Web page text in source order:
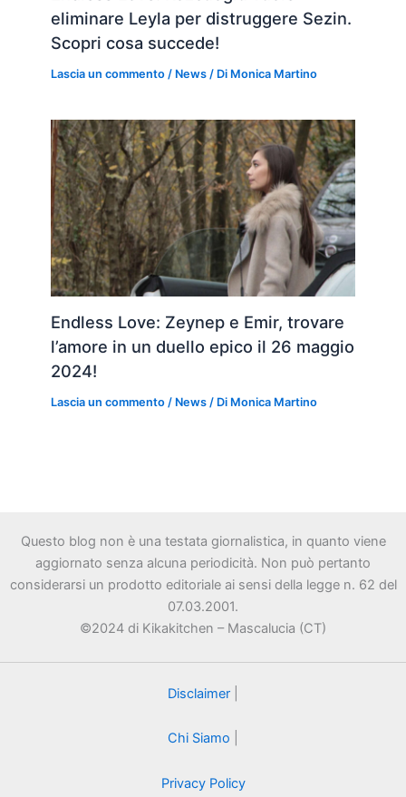
eliminare Leyla per distruggere Sezin.
Scopri cosa succede!
Lascia un commento / News / Di Monica Martino
Endless Love: Zeynep e Emir, trovare
l’amore in un duello epico il 26 maggio
2024!
Lascia un commento / News / Di Monica Martino
Questo blog non è una testata giornalistica, in quanto viene
aggiornato senza alcuna periodicità. Non può pertanto
considerarsi un prodotto editoriale ai sensi della legge n. 62 del
07.03.2001.
©2024 di Kikakitchen – Mascalucia (CT)
Disclaimer
Chi Siamo
Privacy Policy